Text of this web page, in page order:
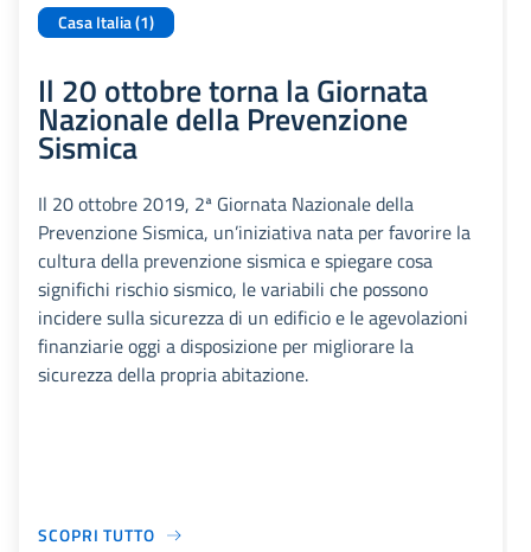
Casa Italia (1)
Il 20 ottobre torna la Giornata
Nazionale della Prevenzione
Sismica
Il 20 ottobre 2019, 2ª Giornata Nazionale della
Prevenzione Sismica, un’iniziativa nata per favorire la
cultura della prevenzione sismica e spiegare cosa
significhi rischio sismico, le variabili che possono
incidere sulla sicurezza di un edificio e le agevolazioni
finanziarie oggi a disposizione per migliorare la
sicurezza della propria abitazione.
SCOPRI TUTTO